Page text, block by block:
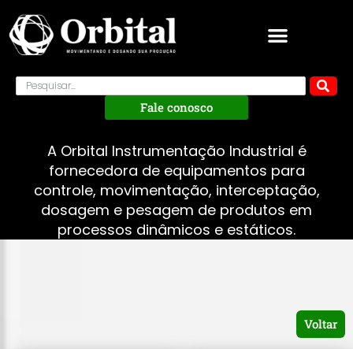
Fale conosco
A Orbital Instrumentação Industrial é
fornecedora de equipamentos para
controle, movimentação, interceptação,
dosagem e pesagem de produtos em
processos dinâmicos e estáticos.
Voltar